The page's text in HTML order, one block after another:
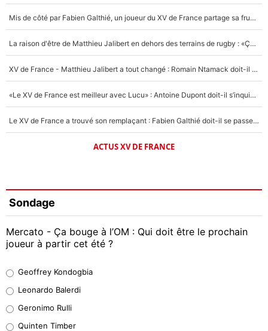
Mis de côté par Fabien Galthié, un joueur du XV de France partage sa frustration : «ils ne me l’ont pas dit tout de suite»
La raison d'être de Matthieu Jalibert en dehors des terrains de rugby : «Ça m'atteint autant que si tu touches à un membre de ma famille»
XV de France - Matthieu Jalibert a tout changé : Romain Ntamack doit-il s’inquiéter pour sa place à un an de la Coupe du monde ?
«Le XV de France est meilleur avec Lucu» : Antoine Dupont doit-il s’inquiéter pour sa place ?
Le XV de France a trouvé son remplaçant : Fabien Galthié doit-il se passer d'Antoine Dupont ?
ACTUS XV DE FRANCE
Sondage
Mercato - Ça bouge à l’OM : Qui doit être le prochain
joueur à partir cet été ?
38%
32%
Geoffrey Kondogbia
Leonardo Balerdi
Geronimo Rulli
Quinten Timber